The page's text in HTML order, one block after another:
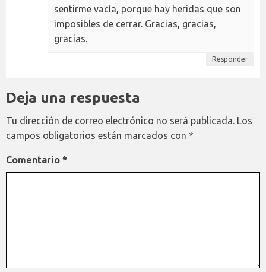
sentirme vacía, porque hay heridas que son
imposibles de cerrar. Gracias, gracias,
gracias.
Responder
Deja una respuesta
Tu dirección de correo electrónico no será publicada. Los
campos obligatorios están marcados con *
Comentario *